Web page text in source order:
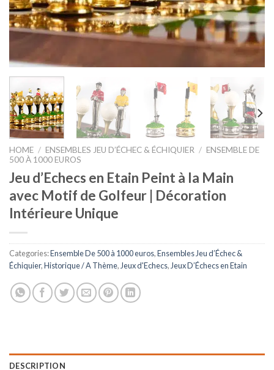
HOME / ENSEMBLES JEU D’ÉCHEC & ÉCHIQUIER / ENSEMBLE DE
500 À 1000 EUROS
Jeu d’Echecs en Etain Peint à la Main
avec Motif de Golfeur | Décoration
Intérieure Unique
Categories:Ensemble De 500 à 1000 euros,Ensembles Jeu d’Échec &
Échiquier,Historique / A Thème, Jeux d'Echecs, Jeux D’Échecs en Etain
DESCRIPTION